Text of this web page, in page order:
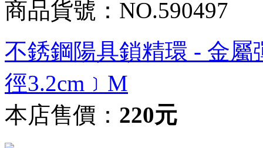
商品貨號：NO.590497
不銹鋼陽具鎖精環 - 金
徑3.2cm﹞M
本店售價： 220元